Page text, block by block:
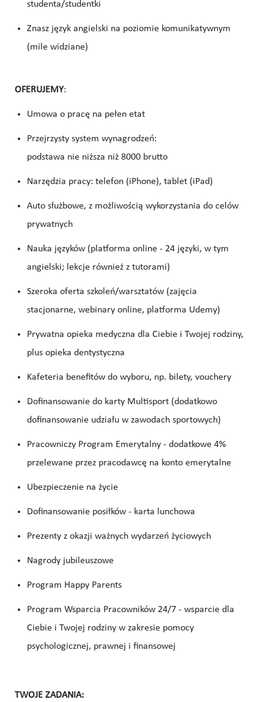
studenta/studentki
Znasz język angielski na poziomie komunikatywnym
(mile widziane)
OFERUJEMY:
Umowa o pracę na pełen etat
Przejrzysty system wynagrodzeń:
podstawa nie niższa niż 8000 brutto
Narzędzia pracy: telefon (iPhone), tablet (iPad)
Auto służbowe, z możliwością wykorzystania do celów
prywatnych
Nauka języków (platforma online - 24 języki, w tym
angielski; lekcje również z tutorami)
Szeroka oferta szkoleń/warsztatów (zajęcia
stacjonarne, webinary online, platforma Udemy)
Prywatna opieka medyczna dla Ciebie i Twojej rodziny,
plus opieka dentystyczna
Kafeteria benefitów do wyboru, np. bilety, vouchery
Dofinansowanie do karty Multisport (dodatkowo
dofinansowanie udziału w zawodach sportowych)
Pracowniczy Program Emerytalny - dodatkowe 4%
przelewane przez pracodawcę na konto emerytalne
Ubezpieczenie na życie
Dofinansowanie posiłków - karta lunchowa
Prezenty z okazji ważnych wydarzeń życiowych
Nagrody jubileuszowe
Program Happy Parents
Program Wsparcia Pracowników 24/7 - wsparcie dla
Ciebie i Twojej rodziny w zakresie pomocy
psychologicznej, prawnej i finansowej
TWOJE ZADANIA: